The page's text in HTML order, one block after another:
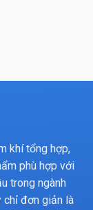
khí tổng hợp,
phù hợp với
trong ngành
chỉ đơn giản là